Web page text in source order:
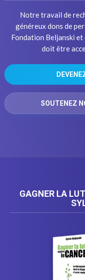
Notre travail de
généreux dons de
Fondation Beljanski
doit être
SOUTENEZ
GAGNER LA